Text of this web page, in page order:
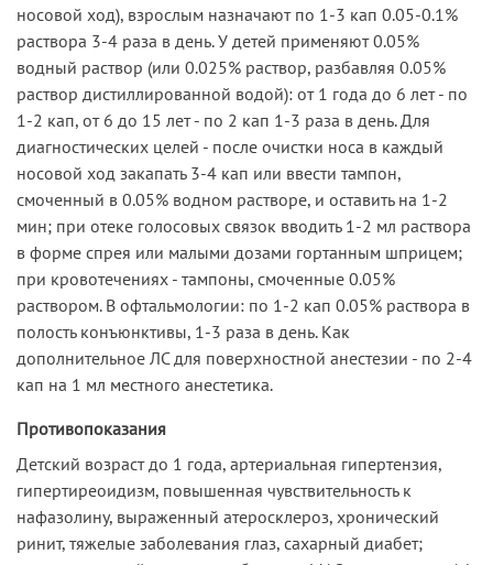
носовой ход), взрослым назначают по 1-3 кап 0.05-0.1%
раствора 3-4 раза в день. У детей применяют 0.05%
водный раствор (или 0.025% раствор, разбавляя 0.05%
раствор дистиллированной водой): от 1 года до 6 лет - по
1-2 кап, от 6 до 15 лет - по 2 кап 1-3 раза в день. Для
диагностических целей - после очистки носа в каждый
носовой ход закапать 3-4 кап или ввести тампон,
смоченный в 0.05% водном растворе, и оставить на 1-2
мин; при отеке голосовых связок вводить 1-2 мл раствора
в форме спрея или малыми дозами гортанным шприцем;
при кровотечениях - тампоны, смоченные 0.05%
раствором. В офтальмологии: по 1-2 кап 0.05% раствора в
полость конъюнктивы, 1-3 раза в день. Как
дополнительное ЛС для поверхностной анестезии - по 2-4
кап на 1 мл местного анестетика.
Противопоказания
Детский возраст до 1 года, артериальная гипертензия,
гипертиреоидизм, повышенная чувствительность к
нафазолину, выраженный атеросклероз, хронический
ринит, тяжелые заболевания глаз, сахарный диабет;